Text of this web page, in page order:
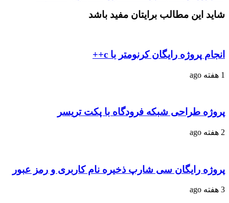
شاید این مطالب برایتان مفید باشد
انجام پروژه رایگان کرنومتر با c++
1 هفته ago
پروژه طراحی شبکه فرودگاه با پکت تریسر
2 هفته ago
پروژه رایگان سی شارپ ذخیره نام کاربری و رمز عبور
3 هفته ago